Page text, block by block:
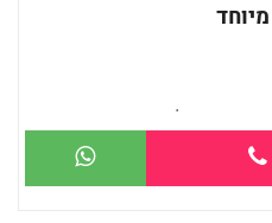
אותך ל...